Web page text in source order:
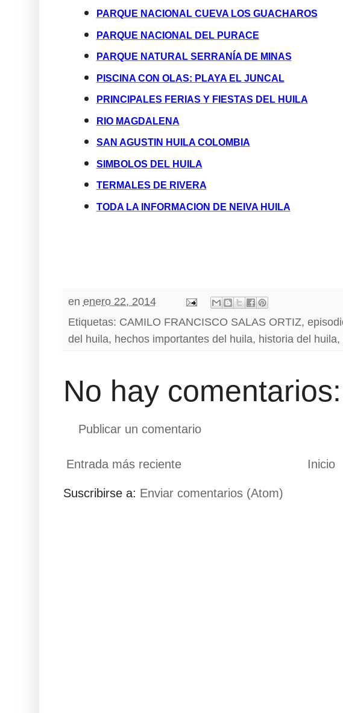
PARQUE NACIONAL CUEVA LOS GUACHAROS
PARQUE NACIONAL DEL PURACE
PARQUE NATURAL SERRANÍA DE MINAS
PISCINA CON OLAS: PLAYA EL JUNCAL
PRINCIPALES FERIAS Y FIESTAS DEL HUILA
RIO MAGDALENA
SAN AGUSTIN HUILA COLOMBIA
SIMBOLOS DEL HUILA
TERMALES DE RIVERA
TODA LA INFORMACION DE NEIVA HUILA
en enero 22, 2014
Etiquetas: CAMILO FRANCISCO SALAS ORTIZ,
del huila, hechos importantes del huila, historia del huila,
No hay comentarios:
Publicar un comentario
Entrada más reciente Inicio
Suscribirse a: Enviar comentarios (Atom)